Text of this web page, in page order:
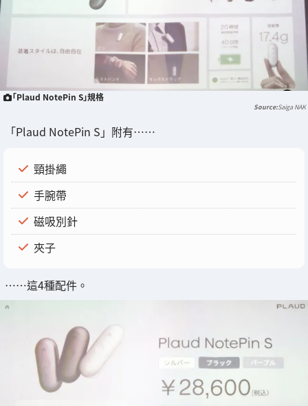
「Plaud NotePin S」規格
Saiga NAK
「Plaud NotePin S」附有……
頸掛繩
手腕帶
磁吸別針
夾子
……這4種配件。